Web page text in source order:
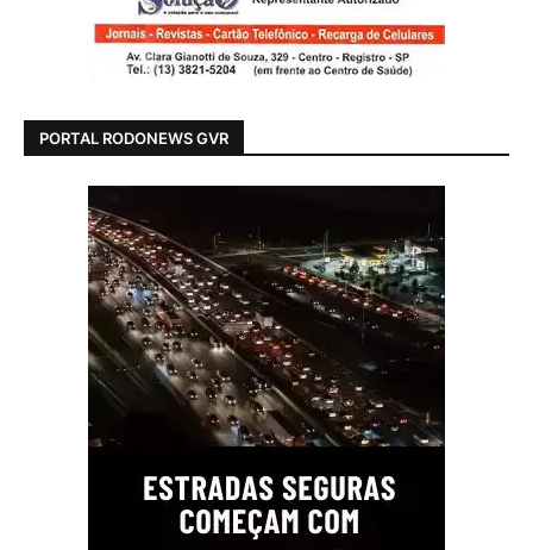
PORTAL RODONEWS GVR